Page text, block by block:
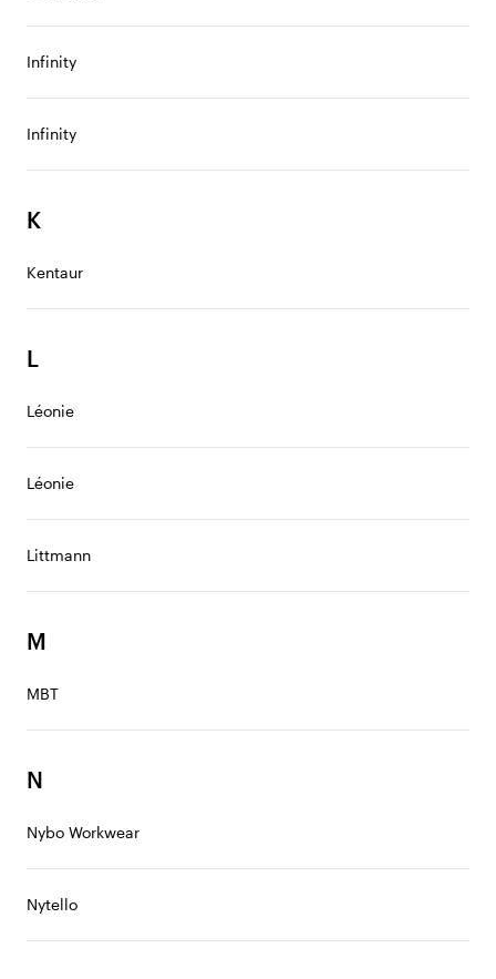
Infinity
Infinity
K
Kentaur
L
Léonie
Léonie
Littmann
M
MBT
N
Nybo Workwear
Nytello